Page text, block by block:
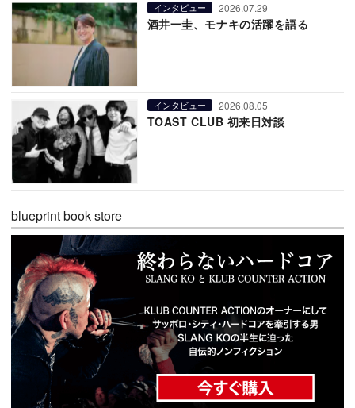
インタビュー 2026.07.29
酒井一圭、モナキの活躍を語る
インタビュー 2026.08.05
TOAST CLUB 初来日対談
blueprint book store